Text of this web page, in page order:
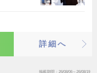
詳細へ
掲載期間 26/08/06～26/08/19